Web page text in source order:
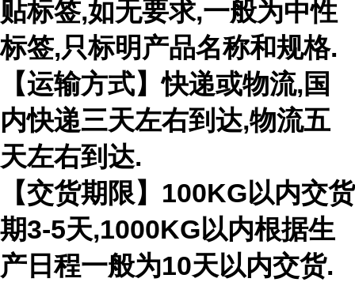
贴标签,如无要求,一般为中性
标签,只标明产品名称和规格.
【运输方式】快递或物流,国
内快递三天左右到达,物流五
天左右到达.
【交货期限】100KG以内交货
期3-5天,1000KG以内根据生
产日程一般为10天以内交货.